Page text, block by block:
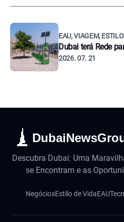
EAU, VIAGEM,
Dubai terá Rede
2026. 07. 21
Descubra Dubai: Uma
se Encontram e as
NegóciosEstilo de VidaEAU